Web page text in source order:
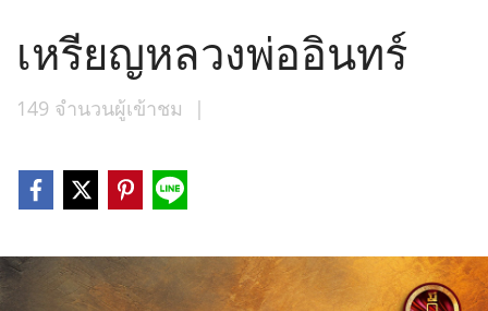
เหรียญหลวงพ่ออินทร์
149 จำนวนผู้เข้าชม |